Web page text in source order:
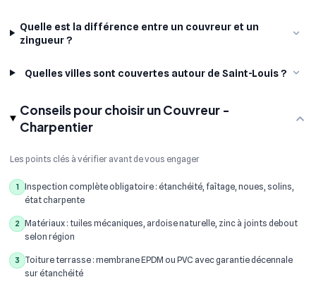
Quelle est la différence entre un couvreur et un
zingueur ?
Quelles villes sont couvertes autour de Saint-Louis ?
Conseils pour choisir un Couvreur -
Charpentier
Les points clés à vérifier avant de vous engager
1
Inspection complète obligatoire : étanchéité, faîtage, noues, solins,
état charpente
2
Matériaux : tuiles mécaniques, ardoise naturelle, zinc à joints debout
selon région
3
Toiture terrasse : membrane EPDM ou PVC avec garantie décennale
sur étanchéité